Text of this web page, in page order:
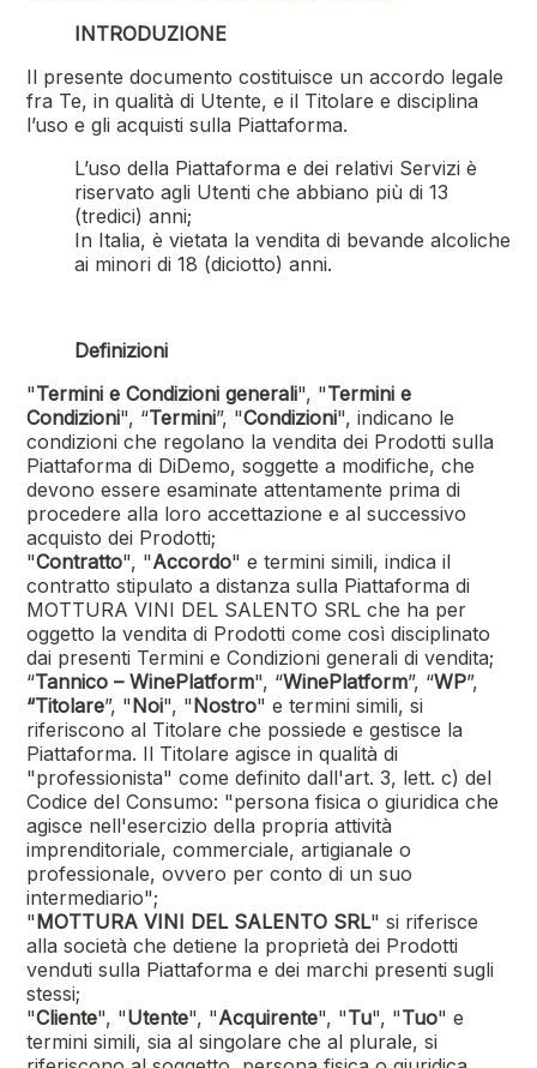
INTRODUZIONE
Il presente documento costituisce un accordo legale
fra Te, in qualità di Utente, e il Titolare e disciplina
l’uso e gli acquisti sulla Piattaforma.
L’uso della Piattaforma e dei relativi Servizi è
riservato agli Utenti che abbiano più di 13
(tredici) anni;
In Italia, è vietata la vendita di bevande alcoliche
ai minori di 18 (diciotto) anni.
Definizioni
"Termini e Condizioni generali", "Termini e
Condizioni", “Termini”, "Condizioni", indicano le
condizioni che regolano la vendita dei Prodotti sulla
Piattaforma di DiDemo, soggette a modifiche, che
devono essere esaminate attentamente prima di
procedere alla loro accettazione e al successivo
acquisto dei Prodotti;
"Contratto", "Accordo" e termini simili, indica il
contratto stipulato a distanza sulla Piattaforma di
MOTTURA VINI DEL SALENTO SRLche ha per
oggetto la vendita di Prodotti come così disciplinato
dai presenti Termini e Condizioni generali di vendita;
“Tannico – WinePlatform", “WinePlatform”, “WP”,
“Titolare”, "Noi", "Nostro" e termini simili, si
riferiscono al Titolare che possiede e gestisce la
Piattaforma. Il Titolare agisce in qualità di
"professionista" come definito dall'art. 3, lett. c) del
Codice del Consumo: "persona fisica o giuridica che
agisce nell'esercizio della propria attività
imprenditoriale, commerciale, artigianale o
professionale, ovvero per conto di un suo
intermediario";
"MOTTURA VINI DEL SALENTO SRL" si riferisce
alla società che detiene la proprietà dei Prodotti
venduti sulla Piattaforma e dei marchi presenti sugli
stessi;
"Cliente", "Utente", "Acquirente", "Tu", "Tuo" e
termini simili, sia al singolare che al plurale, si